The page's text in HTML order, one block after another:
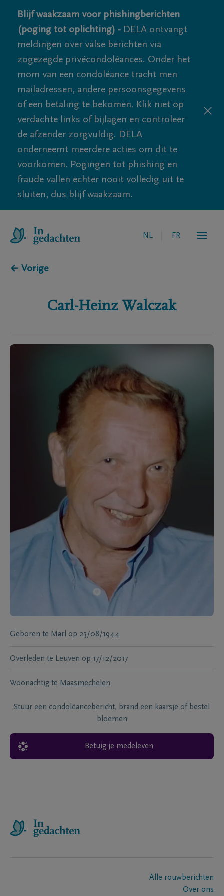
Blijf waakzaam voor phishingberichten
(poging tot oplichting) - DELA ontvangt
meldingen over valse berichten via
zogezegde privécondoléances. Onder het
mom van een condoléance tracht men
mailadressen, andere persoonsgegevens
of een betaling te bekomen. Klik niet op
verdachte links of bijlagen en controleer
de afzender zorgvuldig. DELA
onderneemt meerdere acties om dit te
voorkomen. Pogingen tot phishing en
fraude vallen echter nooit volledig uit te
sluiten, dus blijf waakzaam.
NL FR
← Vorige
Carl-Heinz Walczak
Geboren te Marl op 23/08/1944
Overleden te Leuven op 17/12/2017
Woonachtig te Maasmechelen
Stuur een condoléancebericht, brand een kaarsje of bestel
bloemen
Betuig je medeleven
Alle rouwberichten
Over ons